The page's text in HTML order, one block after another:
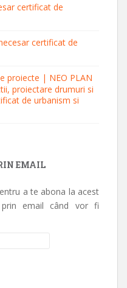
certificat de
certificat de
proiecte | NEO PLAN
proiectare drumuri si
de urbanism si
EMAIL
a te abona la acest
email când vor fi